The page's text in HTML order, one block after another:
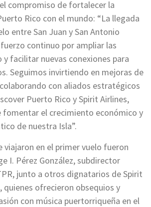
compromiso de fortalecer la
Rico con el mundo: “La llegada
entre San Juan y San Antonio
continuo por ampliar las
y facilitar nuevas conexiones para
Seguimos invirtiendo en mejoras de
con aliados estratégicos
Puerto Rico y Spirit Airlines,
fomentar el crecimiento económico y
de nuestra Isla”.
viajaron en el primer vuelo fueron
I. Pérez González, subdirector
junto a otros dignatarios de Spirit
quienes ofrecieron obsequios y
con música puertorriqueña en el